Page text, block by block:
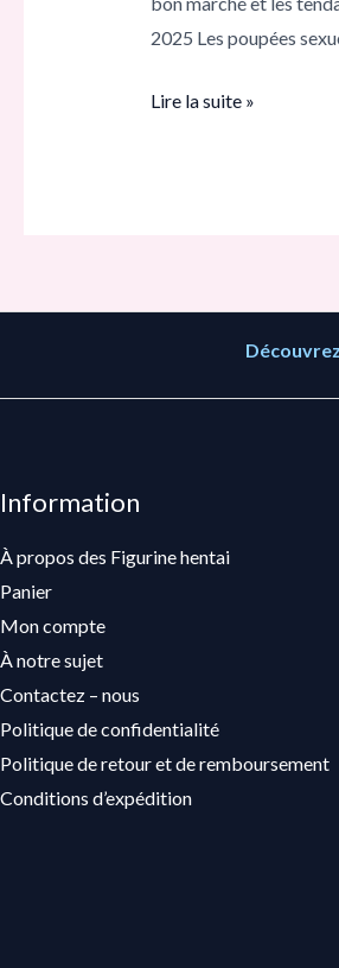
2025 Les poupées
2025 :
innovations
et
Lire la suite »
Information
À propos des Figurine hentai
Panier
Mon compte
À notre sujet
Contactez – nous
Politique de confidentialité
Politique de retour et de remboursement
Conditions d’expédition